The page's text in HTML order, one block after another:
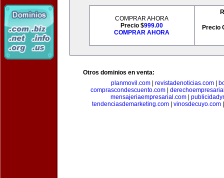
COMPRAR AHORA
Precio $999.00
COMPRAR AHORA
Precio
Otros dominios en venta:
planmovil.com| revistadenoticias.com|
comprascondescuento.com
mensajeriaempresarial.com|
tendenciasdemarketing.com| vinosdecuyo.com